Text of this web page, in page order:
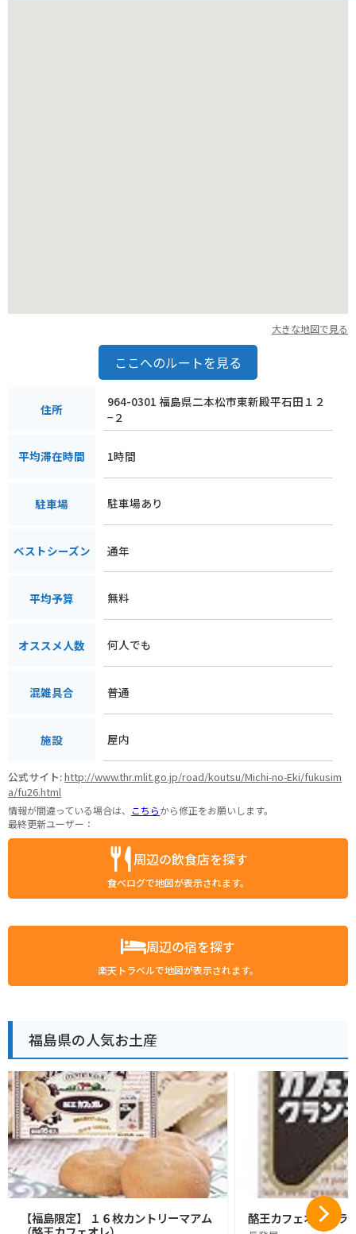
大きな地図で見る
ここへのルートを見る
住所
964-0301 福島県二本松市東新殿平石田１２
−２
平均滞在時間 1時間
駐車場 駐車場あり
ベストシーズン 通年
平均予算 無料
オススメ人数 何人でも
混雑具合 普通
施設 屋内
公式サイト:http://www.thr.mlit.go.jp/road/koutsu/Michi-no-Eki/fukusim
a/fu26.html
情報が間違っている場合は、 こちらから修正をお願いします。
最終更新ユーザー：
周辺の飲食店を探す
食べログで地図が表示されます。
周辺の宿を探す
楽天トラベルで地図が表示されます。
福島県の人気お土産
【福島限定】 １６枚カントリーマアム
酪王カフェオレクラ